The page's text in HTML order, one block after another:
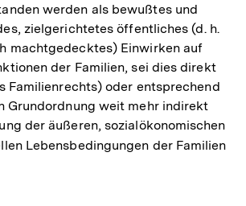
werden als bewußtes und
zielgerichtetes öffentliches (d. h.
machtgedecktes) Einwirken auf
der Familien, sei dies direkt
Familienrechts) oder entsprechend
Grundordnung weit mehr indirekt
der äußeren, sozialökonomischen
Lebensbedingungen der Familien